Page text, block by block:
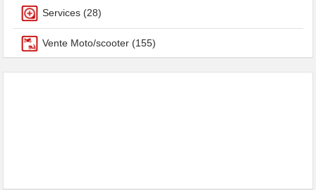
Services (28)
Vente Moto/scooter (155)